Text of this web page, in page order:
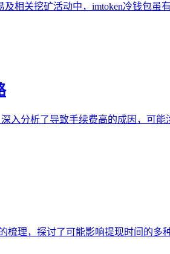
相关挖矿活动中，imtoken冷钱包
入分析了导致手续费高的成因，可
理，探讨了可能影响提现时间的